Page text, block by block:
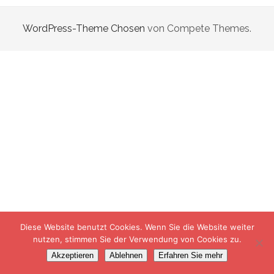
WordPress-Theme Chosen von Compete Themes.
Diese Website benutzt Cookies. Wenn Sie die Website weiter
nutzen, stimmen Sie der Verwendung von Cookies zu.
Akzeptieren Ablehnen Erfahren Sie mehr